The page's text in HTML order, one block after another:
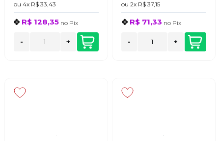
ou 4x R$ 33,43
R$ 128,35 no Pix
- +
ou 2x R$ 37,15
R$ 71,33 no Pix
- +